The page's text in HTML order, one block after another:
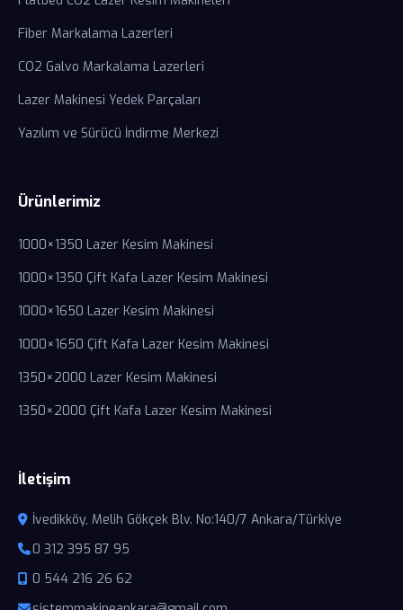
Fiber Markalama Lazerleri
CO2 Galvo Markalama Lazerleri
Lazer Makinesi Yedek Parçaları
Yazılım ve Sürücü İndirme Merkezi
Ürünlerimiz
1000×1350 Lazer Kesim Makinesi
1000×1350 Çift Kafa Lazer Kesim Makinesi
1000×1650 Lazer Kesim Makinesi
1000×1650 Çift Kafa Lazer Kesim Makinesi
1350×2000 Lazer Kesim Makinesi
1350×2000 Çift Kafa Lazer Kesim Makinesi
İletişim
İvedikköy, Melih Gökçek Blv. No:140/7 Ankara/Türkiye
0 312 395 87 95
0 544 216 26 62